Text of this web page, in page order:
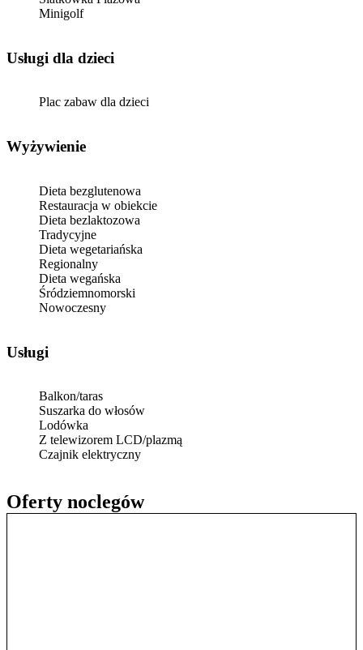
Oferty noclegów
Minigolf
usługi dla dzieci
Plac zabaw dla dzieci
Wyżywienie
Dieta bezglutenowa
Restauracja w obiekcie
Dieta bezlaktozowa
Tradycyjne
Dieta wegetariańska
Regionalny
Dieta wegańska
Śródziemnomorski
Nowoczesny
Usługi
Balkon/taras
Suszarka do włosów
Lodówka
Z telewizorem LCD/plazmą
Czajnik elektryczny